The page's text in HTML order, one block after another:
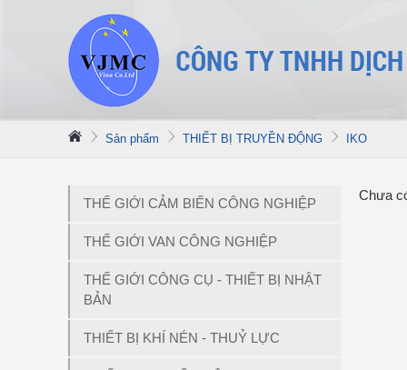
Sản phẩm THIẾT BỊ TRUYỀN ĐỘNG IKO
THẾ GIỚI CẢM BIẾN CÔNG NGHIỆP
THẾ GIỚI VAN CÔNG NGHIỆP
THẾ GIỚI CÔNG CỤ - THIẾT BỊ NHẬT
BẢN
THIẾT BỊ KHÍ NÉN - THUỶ LỰC
Chưa